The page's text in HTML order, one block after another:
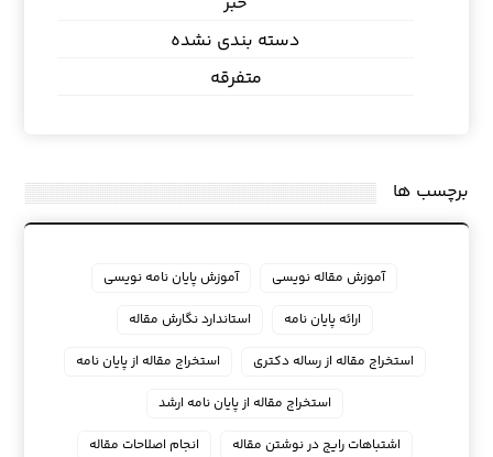
دسته بندی نشده
متفرقه
برچسب ها
آموزش مقاله نویسی
آموزش پایان نامه نویسی
ارائه پایان نامه
استاندارد نگارش مقاله
استخراج مقاله از رساله دکتری
استخراج مقاله از پایان نامه
استخراج مقاله از پایان نامه ارشد
اشتباهات رایج در نوشتن مقاله
انجام اصلاحات مقاله